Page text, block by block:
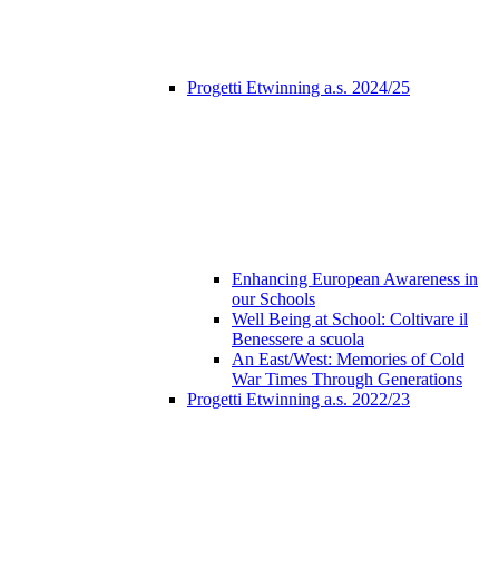
Progetti Etwinning a.s. 2024/25
Enhancing European Awareness in
our Schools
Well Being at School: Coltivare il
Benessere a scuola
An East/West: Memories of Cold
War Times Through Generations
Progetti Etwinning a.s. 2022/23